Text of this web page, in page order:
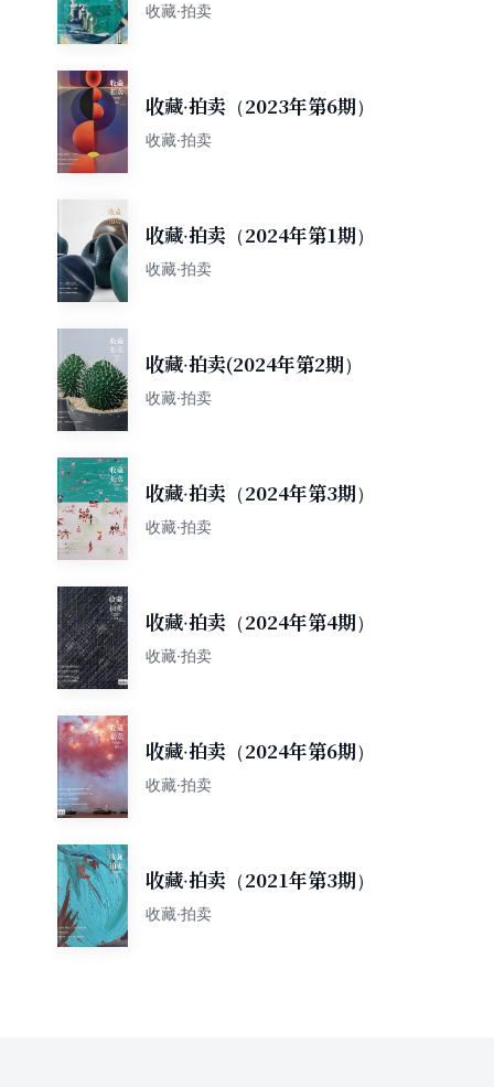
收藏·拍卖
收藏·拍卖（2023年第6期）
收藏·拍卖
收藏·拍卖（2024年第1期）
收藏·拍卖
收藏·拍卖(2024年第2期）
收藏·拍卖
收藏·拍卖（2024年第3期）
收藏·拍卖
收藏·拍卖（2024年第4期）
收藏·拍卖
收藏·拍卖（2024年第6期）
收藏·拍卖
收藏·拍卖（2021年第3期）
收藏·拍卖